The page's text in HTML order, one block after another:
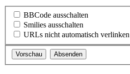
BBCode ausschalten
Smilies ausschalten
URLs nicht automatisch verlinken